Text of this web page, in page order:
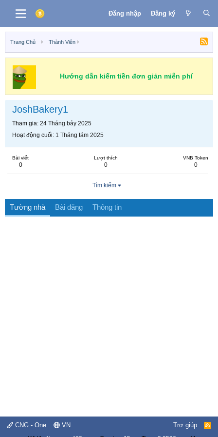
Đăng nhập Đăng ký
Trang Chủ Thành Viên
Hướng dẫn kiếm tiền đơn giản miễn phí
JoshBakery1
Tham gia 24 Tháng bảy 2025
Hoạt động cuối 1 Tháng tám 2025
Bài viết
0
Lượt thích
0
VNB Token
0
Tìm kiếm
Tường nhà Bài đăng Thông tin
CNG - One VN Trợ giúp
R